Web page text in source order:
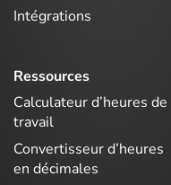
Intégrations
Ressources
Calculateur d’heures de
travail
Convertisseur d’heures
en décimales